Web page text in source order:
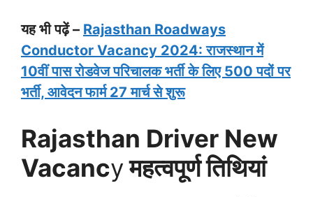
यह भी पढ़ें – Rajasthan Roadways
Conductor Vacancy 2024: राजस्थान में
10वीं पास रोडवेज परिचालक भर्ती के लिए 500 पदों पर
भर्ती, आवेदन फार्म 27 मार्च से शुरू
Rajasthan Driver New
Vacancyमहत्वपूर्ण तिथियां